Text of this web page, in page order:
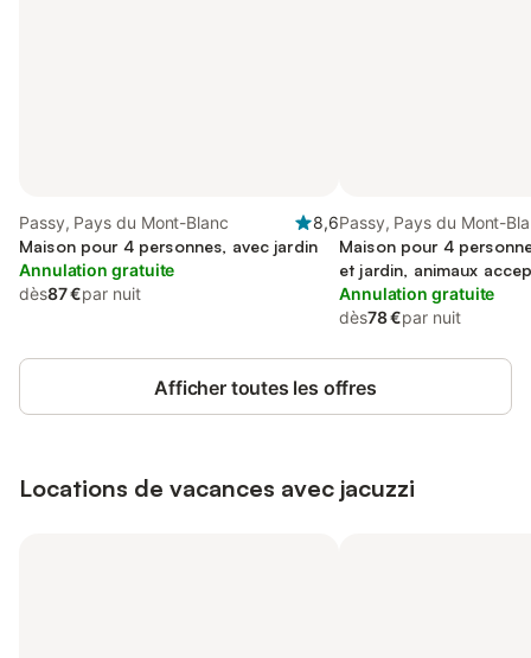
Passy, Pays du Mont-Blanc
8,6
Maison pour 4 personnes, avec jardin
Annulation gratuite
dès87 €par nuit
Passy, Pays du Mont-
Maison pour 4
et jardin, animaux
Annulation gratuite
dès78 €par nuit
Afficher toutes les offres
Locations de vacances avec jacuzzi